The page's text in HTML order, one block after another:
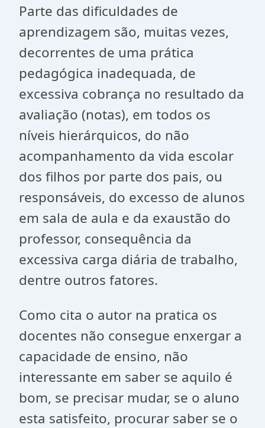
Parte das dificuldades de
aprendizagem são, muitas vezes,
decorrentes de uma prática
pedagógica inadequada, de
excessiva cobrança no resultado da
avaliação (notas), em todos os
níveis hierárquicos, do não
acompanhamento da vida escolar
dos filhos por parte dos pais, ou
responsáveis, do excesso de alunos
em sala de aula e da exaustão do
professor, consequência da
excessiva carga diária de trabalho,
dentre outros fatores.
Como cita o autor na pratica os
docentes não consegue enxergar a
capacidade de ensino, não
interessante em saber se aquilo é
bom, se precisar mudar, se o aluno
esta satisfeito, procurar saber se o